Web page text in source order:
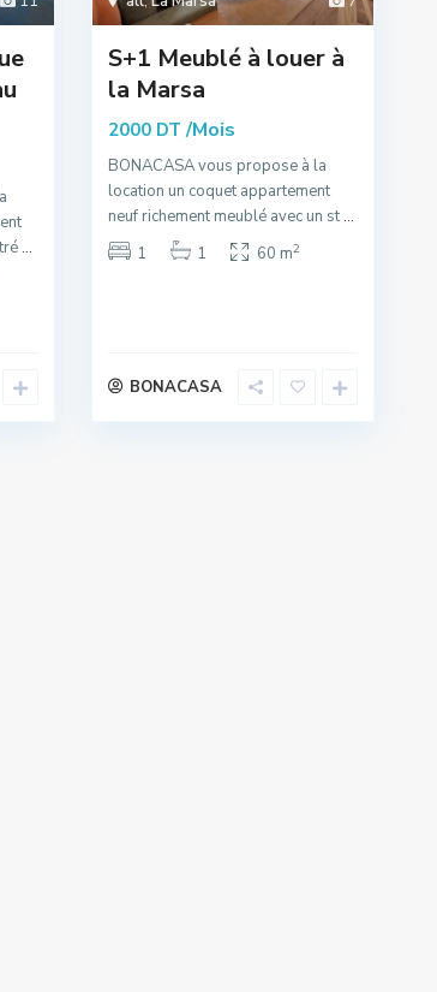
...
S+1 Meublé à louer à
la Marsa
2000 DT/Mois
BONACASA vous propose à la
location un coquet appartement
neuf richement meublé avec un st...
1
1 60 m2
BONACASA